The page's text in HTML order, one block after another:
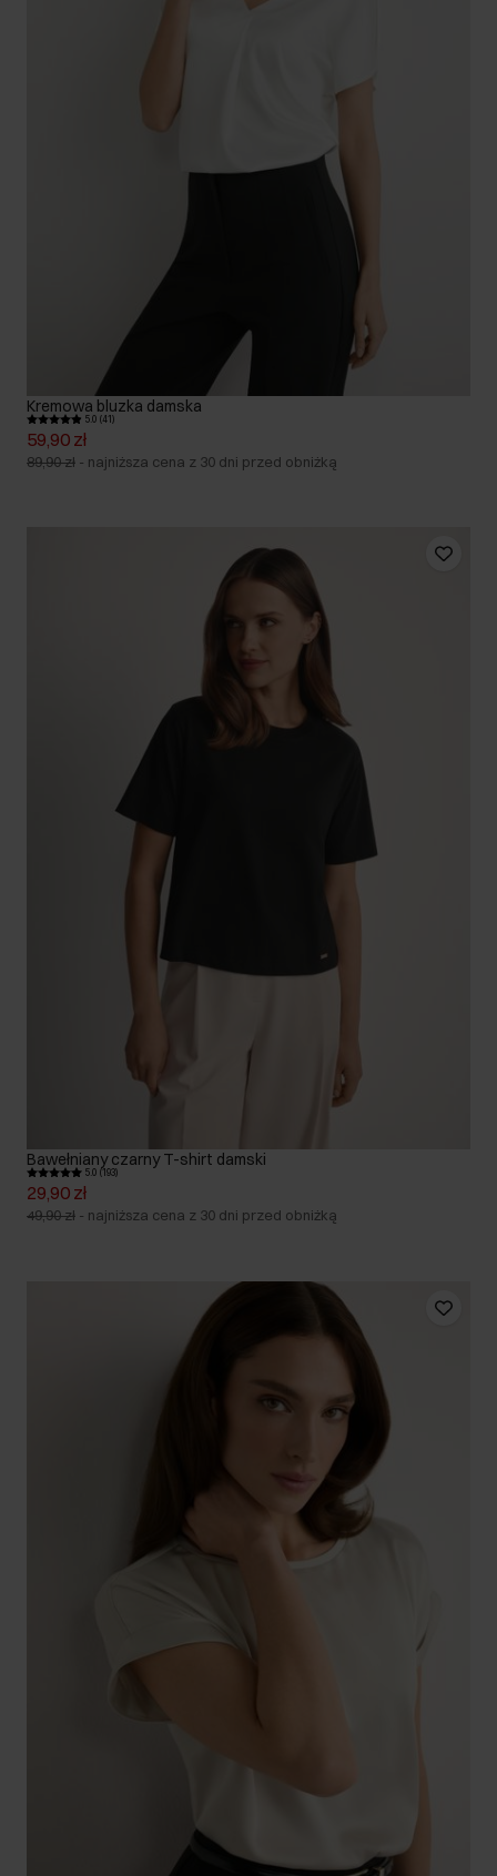
Kremowa bluzka damska
5.0 (41)
59,90 zł
89,90 zł - najniższa cena z 30 dni przed obniżką
Bawełniany czarny T-shirt damski
5.0 (193)
29,90 zł
49,90 zł - najniższa cena z 30 dni przed obniżką